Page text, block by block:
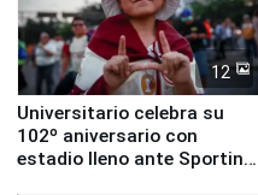
12
Universitario celebra su
102º aniversario con
estadio lleno ante Sporting